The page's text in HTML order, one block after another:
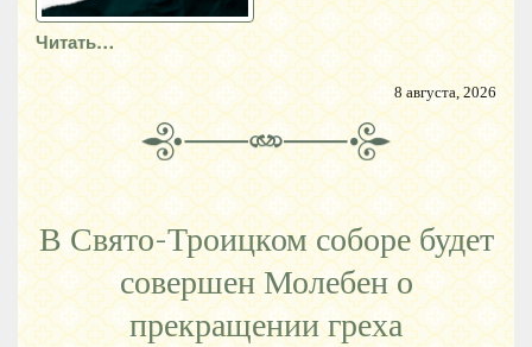
Читать…
8 августа, 2026
В Свято-Троицком соборе будет
совершен Молебен о
прекращении греха